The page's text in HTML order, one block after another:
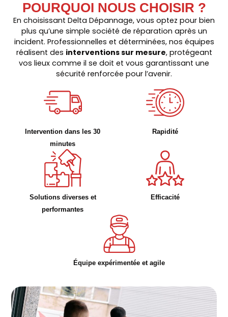
POURQUOI NOUS CHOISIR ?
En choisissant Delta Dépannage, vous optez pour bien
plus qu’une simple société de réparation après un
incident. Professionnelles et déterminées, nos équipes
réalisent des interventions sur mesure, protégeant
vos lieux comme il se doit et vous garantissant une
sécurité renforcée pour l’avenir.
Intervention dans les 30
minutes
Rapidité
Solutions diverses et
performantes
Efficacité
Équipe expérimentée et agile